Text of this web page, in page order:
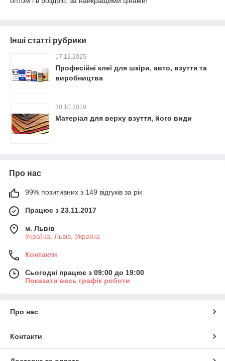
Інші статті рубрики
17.12.2025
Професійні клеї для шкіри, авто, взуття та
виробництва
30.10.2019
Матеріал для верху взуття, його види
Про нас
99% позитивних з 149 відгуків за рік
Працює з 23.11.2017
м. Львів
Україна, Львів, Україна
Контакти
Сьогодні працює з 09:00 до 19:00
Показати весь графік роботи
Про нас
Контакти